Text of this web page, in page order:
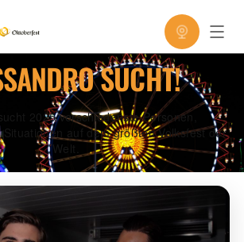
SUCHT!
2025 verschiedenste Personen,
Situationen auf dem größten Volksfest der